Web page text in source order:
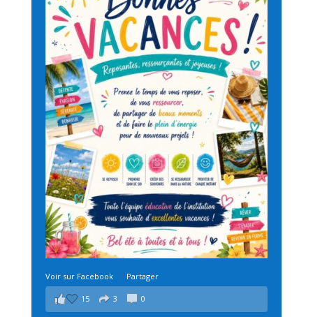
Voir sur Facebook · Partager
15 3 0